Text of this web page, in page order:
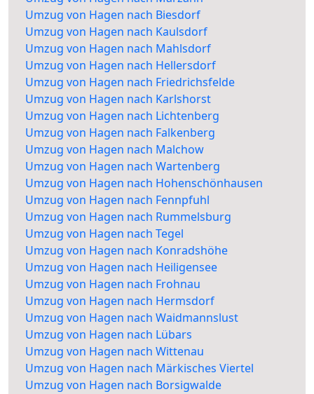
Umzug von Hagen nach Biesdorf
Umzug von Hagen nach Kaulsdorf
Umzug von Hagen nach Mahlsdorf
Umzug von Hagen nach Hellersdorf
Umzug von Hagen nach Friedrichsfelde
Umzug von Hagen nach Karlshorst
Umzug von Hagen nach Lichtenberg
Umzug von Hagen nach Falkenberg
Umzug von Hagen nach Malchow
Umzug von Hagen nach Wartenberg
Umzug von Hagen nach Hohenschönhausen
Umzug von Hagen nach Fennpfuhl
Umzug von Hagen nach Rummelsburg
Umzug von Hagen nach Tegel
Umzug von Hagen nach Konradshöhe
Umzug von Hagen nach Heiligensee
Umzug von Hagen nach Frohnau
Umzug von Hagen nach Hermsdorf
Umzug von Hagen nach Waidmannslust
Umzug von Hagen nach Lübars
Umzug von Hagen nach Wittenau
Umzug von Hagen nach Märkisches Viertel
Umzug von Hagen nach Borsigwalde